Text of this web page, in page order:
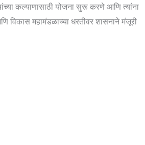
कल्याणासाठी योजना सुरू करणे आणि त्यांना
विकास महामंडळाच्या धरतीवर शासनाने मंजूरी